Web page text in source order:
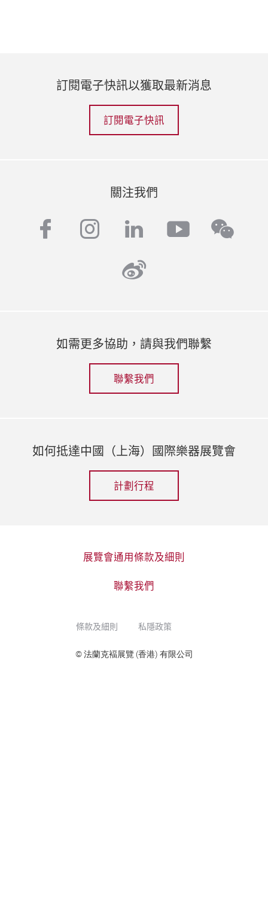
訂閱電子快訊以獲取最新消息
訂閱電子快訊
關注我們
facebook
instagram
linkedinyoutube
weibo
如需更多協助，請與我們聯繫
聯繫我們
如何抵達中國（上海）國際樂器展覽會
計劃行程
展覽會通用條款及細則
聯繫我們
條款及細則 私隱政策
© 法蘭克褔展覽 (香港) 有限公司